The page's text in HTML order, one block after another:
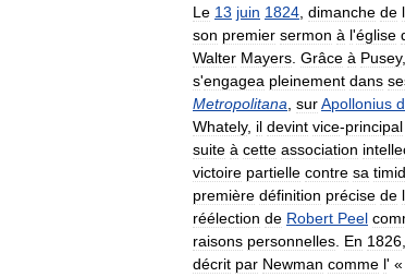
Le 13 juin 1824, dimanche de
son premier sermon à l'église
Walter Mayers. Grâce à Pusey,
s'engagea pleinement dans
Metropolitana, surApollonius
Whately, il devint vice-principal
suite à cette association
victoire partielle contre sa
première définition précise de l
réélection de Robert Peel
raisons personnelles. En 1826,
décrit par Newman comme l' «